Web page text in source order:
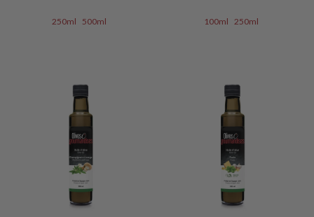
250ml 500ml 100ml 250ml